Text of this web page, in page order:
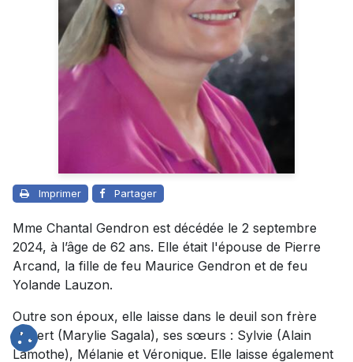
Imprimer Partager
Mme Chantal Gendron est décédée le 2 septembre
2024, à l’âge de 62 ans. Elle était l'épouse de Pierre
Arcand, la fille de feu Maurice Gendron et de feu
Yolande Lauzon.
Outre son époux, elle laisse dans le deuil son frère
Robert (Marylie Sagala), ses sœurs : Sylvie (Alain
Lamothe), Mélanie et Véronique. Elle laisse également